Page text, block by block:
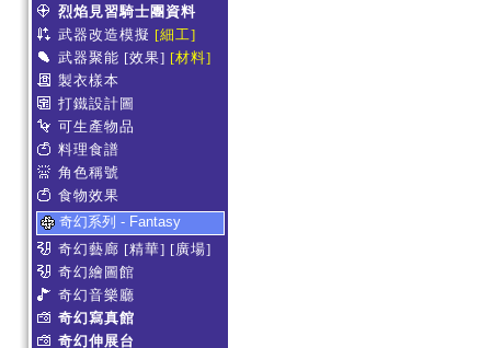
烈焰見習騎士團資料
武器改造模擬 [細工]
武器聚能 [效果] [材料]
製衣樣本
打鐵設計圖
可生產物品
料理食譜
角色稱號
食物效果
奇幻系列 - Fantasy
奇幻藝廊 [精華] [廣場]
奇幻繪圖館
奇幻音樂廳
奇幻寫真館
奇幻伸展台